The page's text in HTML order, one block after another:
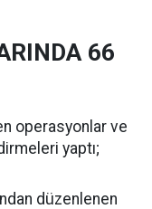
66
operasyonlar ve
yaptı;
düzenlenen